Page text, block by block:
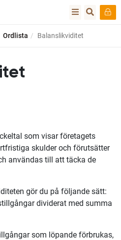
Ordlista Balanslikviditet
som visar företagets
skulder och förutsätter
användas till att täcka de
gör du på följande sätt:
dividerat med summa
som löpande förbrukas,